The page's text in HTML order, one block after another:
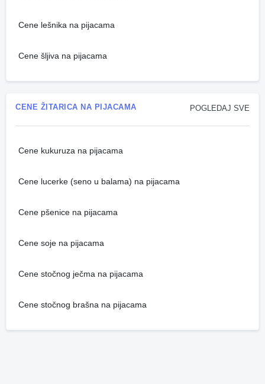
Cene lešnika na pijacama
Cene šljiva na pijacama
POGLEDAJ SVE
CENE ŽITARICA NA PIJACAMA
Cene kukuruza na pijacama
Cene lucerke (seno u balama) na pijacama
Cene pšenice na pijacama
Cene soje na pijacama
Cene stočnog ječma na pijacama
Cene stočnog brašna na pijacama